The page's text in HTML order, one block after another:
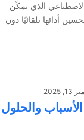
الاصطناعي الذي يمكّن
أدائها تلقائيًا دون
2025
والحلول